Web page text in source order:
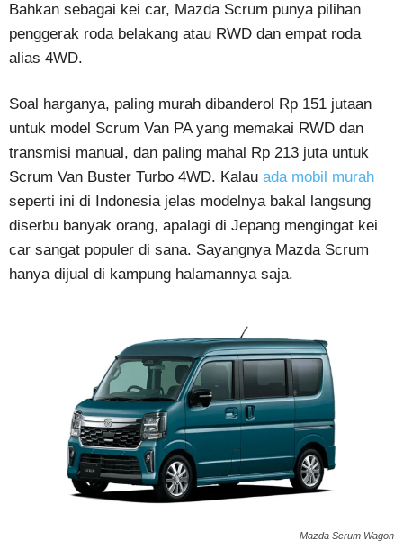
Bahkan sebagai kei car, Mazda Scrum punya pilihan
penggerak roda belakang atau RWD dan empat roda
alias 4WD.
Soal harganya, paling murah dibanderol Rp 151 jutaan
untuk model Scrum Van PA yang memakai RWD dan
transmisi manual, dan paling mahal Rp 213 juta untuk
Scrum Van Buster Turbo 4WD. Kalau ada mobil murah
seperti ini di Indonesia jelas modelnya bakal langsung
diserbu banyak orang, apalagi di Jepang mengingat kei
car sangat populer di sana. Sayangnya Mazda Scrum
hanya dijual di kampung halamannya saja.
Mazda Scrum Wagon